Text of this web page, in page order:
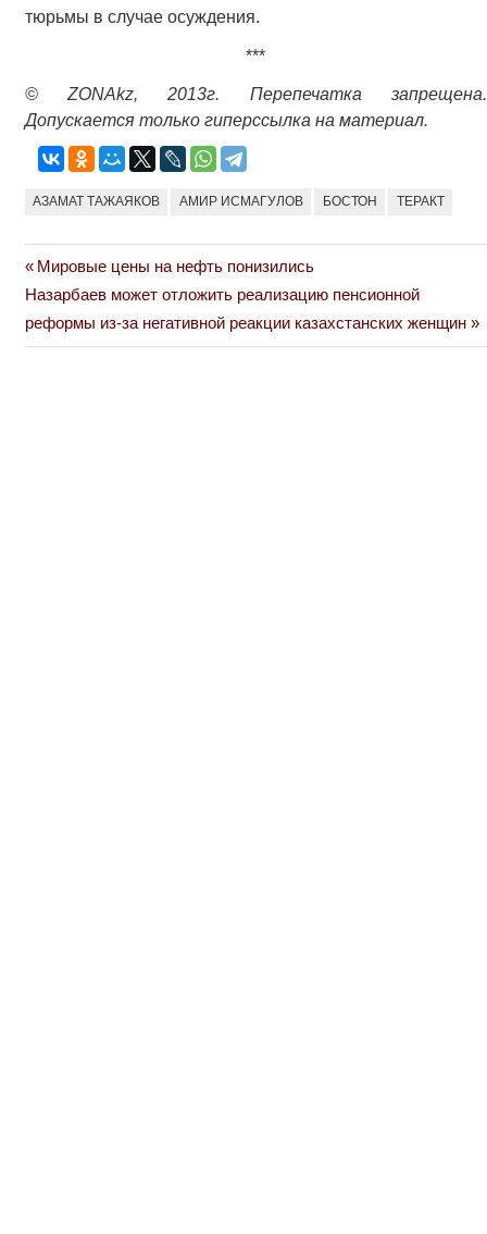
тюрьмы в случае осуждения.
***
© ZONAkz, 2013г. Перепечатка запрещена.
Допускается только гиперссылка на материал.
АЗАМАТ ТАЖАЯКОВ АМИР ИСМАГУЛОВ БОСТОН ТЕРАКТ
Навигация
по
Previous
Post:
Мировые цены на нефть понизились
Next
Post:
Назарбаев может отложить реализацию пенсионной
реформы из-за негативной реакции казахстанских женщин